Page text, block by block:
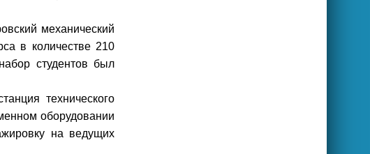
механический
в количестве 210
студентов был
технического
оборудовании
на ведущих